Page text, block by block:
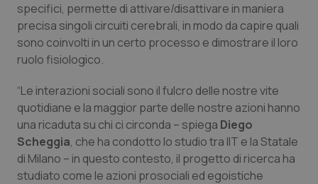
Rene & patologie urogenitali
Salute orale & impianti
Sangue & coagulazione
Tiroide
Tumore al seno
specifici, permette di attivare/disattivare in maniera
precisa singoli circuiti cerebrali, in modo da capire quali
sono coinvolti in un certo processo e dimostrare il loro
ruolo fisiologico.
“Le interazioni sociali sono il fulcro delle nostre vite
quotidiane e la maggior parte delle nostre azioni hanno
una ricaduta su chi ci circonda – spiega Diego
Scheggia, che ha condotto lo studio tra IIT e la Statale
di Milano – in questo contesto, il progetto di ricerca ha
studiato come le azioni prosociali ed egoistiche